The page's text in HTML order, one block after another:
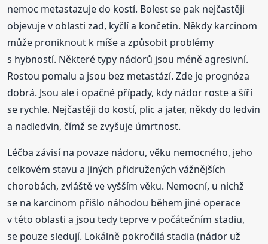
nemoc metastazuje do kostí. Bolest se pak nejčastěji
objevuje v oblasti zad, kyčlí a končetin. Někdy karcinom
může proniknout k míše a způsobit problémy
s hybností. Některé typy nádorů jsou méně agresivní.
Rostou pomalu a jsou bez metastází. Zde je prognóza
dobrá. Jsou ale i opačné případy, kdy nádor roste a šíří
se rychle. Nejčastěji do kostí, plic a jater, někdy do ledvin
a nadledvin, čímž se zvyšuje úmrtnost.
Léčba závisí na povaze nádoru, věku nemocného, jeho
celkovém stavu a jiných přidružených vážnějších
chorobách, zvláště ve vyšším věku. Nemocní, u nichž
se na karcinom přišlo náhodou během jiné operace
v této oblasti a jsou tedy teprve v počátečním stadiu,
se pouze sledují. Lokálně pokročilá stadia (nádor už